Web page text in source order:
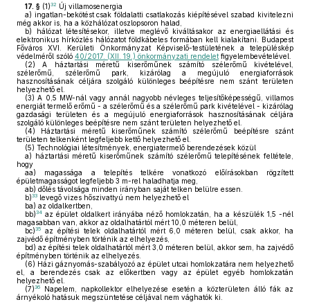
17. § (1)32 Új villamosenergia
a) ingatlan-bekötést csak földalatti csatlakozás kiépítésével szabad kivitelezni
még akkor is, ha a közhálózat oszlopsoron halad,
b) hálózat létesítésekor, illetve meglévő kiváltásakor az energiaellátási és
elektronikus hírközlés hálózatot földkábeles formában kell kialakítani. Budapest
Főváros XVI. Kerületi Önkormányzat Képviselő-testületének a településkép
védelméről szóló 40/2017. (XII. 19.) önkormányzati rendelet figyelembevételével.
(2) A háztartási méretű kiserőműnek számító szélerőmű kivételével,
szélerőmű, szélerőmű park, kizárólag a megújuló energiaforrások
hasznosításának céljára szolgáló különleges beépítésre nem szánt területen
helyezhető el.
(3) A 0,5 MW-nál vagy annál nagyobb névleges teljesítőképességű, villamos
energiát termelő erőmű - a szélerőmű és a szélerőmű park kivételével - kizárólag
gazdasági területen és a megújuló energiaforrások hasznosításának céljára
szolgáló különleges beépítésre nem szánt területen helyezhető el.
(4) Háztartási méretű kiserőműnek számító szélerőmű beépítésre szánt
területen telkenként legfeljebb kettő helyezhető el.
(5) Technológiai létesítmények, energiatermelő berendezések közül
a) háztartási méretű kiserőműnek számító szélerőmű telepítésének feltétele,
hogy
aa) magassága a telepítés telkére vonatkozó előírásokban rögzített
épületmagasságot legfeljebb 3 m-rel haladhatja meg,
ab) dőlés távolsága minden irányban saját telken belülre essen.
b)33 levegő vizes hőszivattyú nem helyezhető el
ba) az oldalkertben,
bb)34 az épület oldalkert irányába néző homlokzatán, ha a készülék 1,5 -nél
magasabban van, akkor az oldalhatártól mért 10,0 méteren belül,
bc)35
az építési telek oldalhatártól mért 6,0 méteren belül, csak akkor, ha
zajvédő építményben történik az elhelyezés,
bd) az építési telek oldalhatártól mért 3,0 méteren belül, akkor sem, ha zajvédő
építményben történik az elhelyezés.
(6) Házi gáznyomás-szabályozó az épület utcai homlokzatára nem helyezhető
el, a berendezés csak az előkertben vagy az épület egyéb homlokzatán
helyezhető el.
(7)36
Napelem, napkollektor elhelyezése esetén a közterületen álló fák az
árnyékoló hatásuk megszüntetése céljával nem vághatók ki.